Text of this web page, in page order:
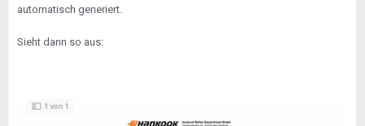
automatisch generiert.
Sieht dann so aus: